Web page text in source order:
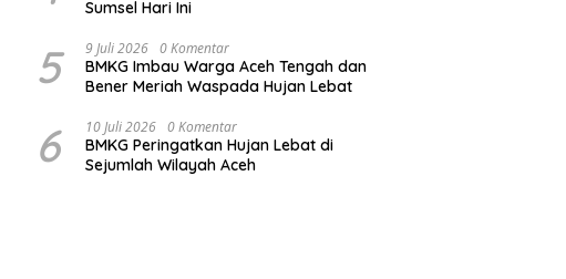
Sumsel Hari Ini
5 9 Juli 2026 0 Komentar
BMKG Imbau Warga Aceh Tengah dan
Bener Meriah Waspada Hujan Lebat
6 10 Juli 2026 0 Komentar
BMKG Peringatkan Hujan Lebat di
Sejumlah Wilayah Aceh